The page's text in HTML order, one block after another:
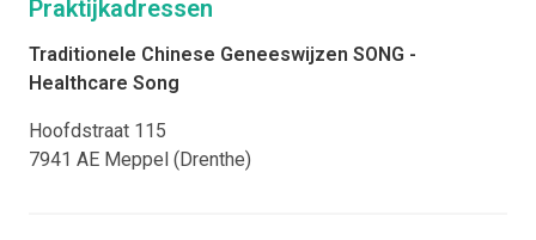
Jaarlijks gaat Song Wan naar China om onderzoek te doen
en op de hoogte te blijven van de nieuwste ontwikkelingen
van deze eeuwenoude traditie.
Praktijkadressen
Traditionele Chinese Geneeswijzen SONG -
Healthcare Song
Hoofdstraat 115
7941 AE Meppel (Drenthe)